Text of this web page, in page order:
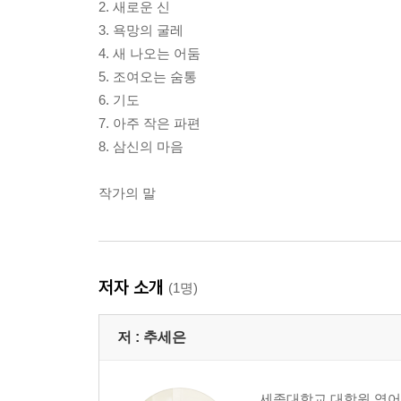
2. 새로운 신
3. 욕망의 굴레
4. 새 나오는 어둠
5. 조여오는 숨통
6. 기도
7. 아주 작은 파편
8. 삼신의 마음
작가의 말
저자 소개 (1명)
저 : 추세은